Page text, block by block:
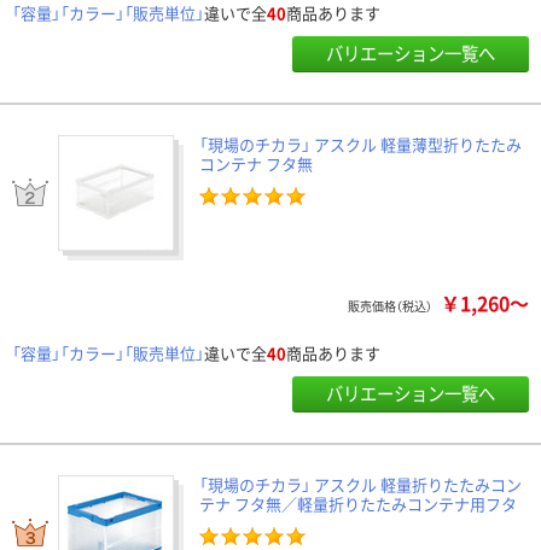
「容量」「カラー」「販売単位」違いで全40商品あります
バリエーション一覧へ
「現場のチカラ」 アスクル 軽量薄型折りたたみ
コンテナ フタ無
販売価格（税込） ￥1,260～
「容量」「カラー」「販売単位」違いで全40商品あります
バリエーション一覧へ
「現場のチカラ」 アスクル 軽量折りたたみコン
テナ フタ無／軽量折りたたみコンテナ用フタ